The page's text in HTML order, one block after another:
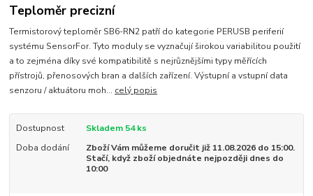
Teploměr precizní
Termistorový teploměr SB6-RN2 patří do kategorie PERUSB periferií
systému SensorFor. Tyto moduly se vyznačují širokou variabilitou použití
a to zejména díky své kompatibilitě s nejrůznějšími typy měřících
přístrojů, přenosových bran a dalších zařízení. Výstupní a vstupní data
senzoru / aktuátoru moh... celý popis
Dostupnost
Skladem 54 ks
Doba dodání
Zboží Vám můžeme doručit již 11.08.2026 do 15:00.
Stačí, když zboží objednáte nejpozději dnes do
10:00